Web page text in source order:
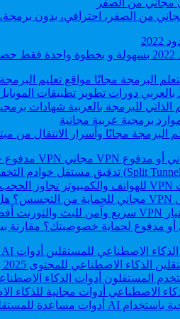
من الصفر، احترافي، بدون برمجة،
البرمجة مجانًا وأسرار الانتقال